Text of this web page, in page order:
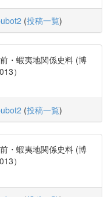
(投稿一覧)
・蝦夷地関係史料 (博
）
(投稿一覧)
・蝦夷地関係史料 (博
）